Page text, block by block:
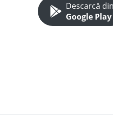
Descarcă din
Google Play